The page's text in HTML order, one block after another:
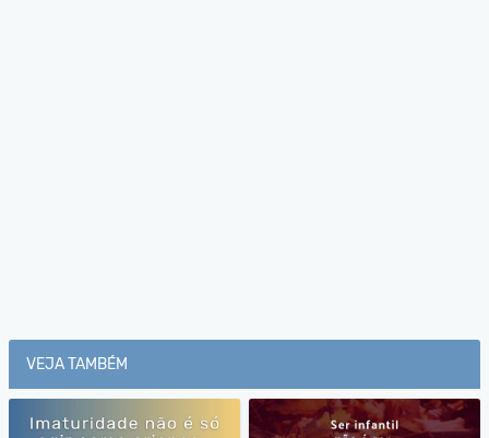
VEJA TAMBÉM